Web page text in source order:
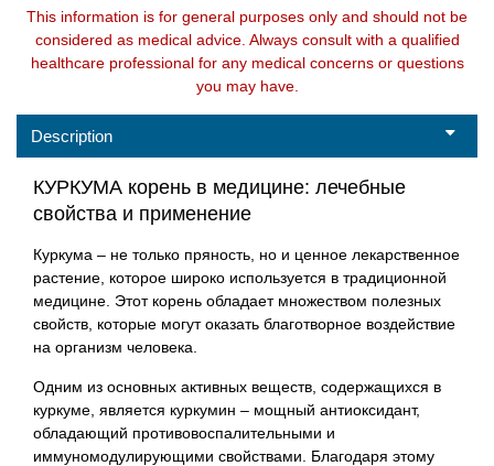
This information is for general purposes only and should not be
considered as medical advice. Always consult with a qualified
healthcare professional for any medical concerns or questions
you may have.
Description
КУРКУМА корень в медицине: лечебные
свойства и применение
Куркума – не только пряность, но и ценное лекарственное
растение, которое широко используется в традиционной
медицине. Этот корень обладает множеством полезных
свойств, которые могут оказать благотворное воздействие
на организм человека.
Одним из основных активных веществ, содержащихся в
куркуме, является куркумин – мощный антиоксидант,
обладающий противовоспалительными и
иммуномодулирующими свойствами. Благодаря этому